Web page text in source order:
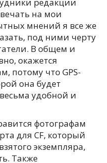
на мои
мнений я все же
под ними черту
В общем и
окажется
потому что GPS-
она будет
удобной и
фотографам
для CF, который
экземпляра,
Также